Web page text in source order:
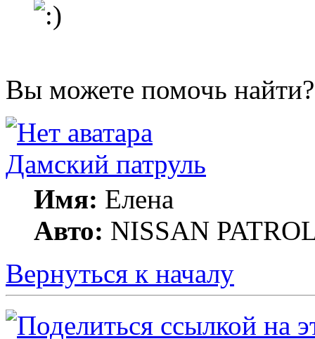
Вы можете помочь найти?
Дамский патруль
Имя: Елена
Авто: NISSAN
Вернуться к началу